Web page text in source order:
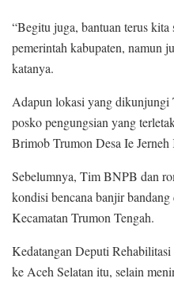
“Begitu juga, bantuan terus
pemerintah kabupaten, namun
katanya.
Adapun lokasi yang
posko pengungsian yang
Brimob Trumon Desa Ie
Sebelumnya, Tim BNPB dan
kondisi bencana banjir
Kecamatan Trumon Tengah.
Kedatangan Deputi
ke Aceh Selatan itu, selain